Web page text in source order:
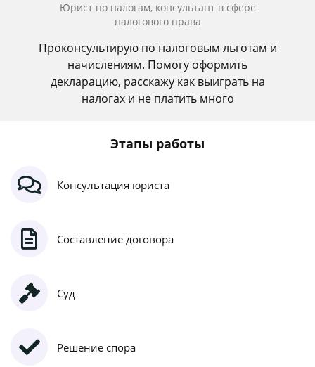
Юрист по налогам, консультант в сфере
налогового права
Проконсультирую по налоговым льготам и
начислениям. Помогу оформить
декларацию, расскажу как выиграть на
налогах и не платить много
Этапы работы
Консультация юриста
Составление договора
Суд
Решение спора